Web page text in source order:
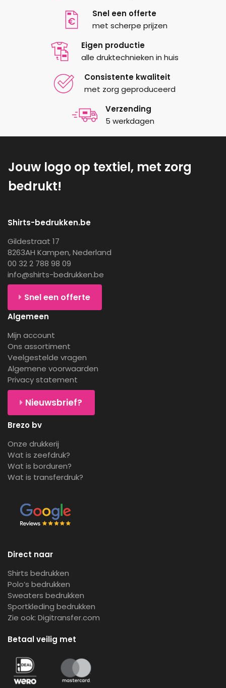
Snel een offerte
met scherpe prijzen
Eigen productie
alle druktechnieken in huis
Consistente kwaliteit
met zorg geproduceerd
Verzending
5 werkdagen
Jouw logo op textiel, met zorg
bedrukt!
Shirts-bedrukken.be
Gildestraat 17
8263AH Kampen, Nederland
00 32 2 788 98 09
info@shirts-bedrukken.be
Snel een offerte
Algemeen
Mijn account
Ons assortiment
Veelgestelde vragen
Algemene voorwaarden
Privacy statement
Nieuwsbrief?
Brezo bv
Onze drukkerij
Wat is zeefdruk?
Wat is borduren?
Wat is transferdruk?
Direct naar
Shirts bedrukken
Polo’s bedrukken
Sweaters bedrukken
Sportkleding bedrukken
Zie ook: Digitransfer.com
Betaal veilig met